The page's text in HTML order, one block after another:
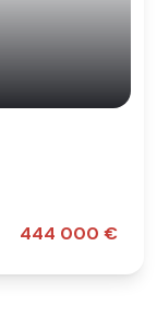
444 000 €